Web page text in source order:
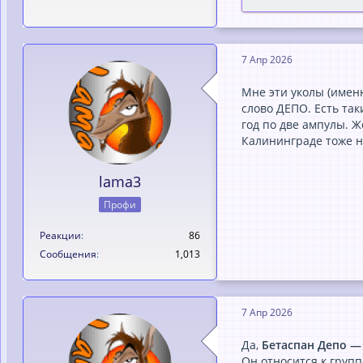
Пожалуйста
Пожалуйста
Zieten Apotheke в
Мощное
А так же есть
Пожалуйста
Zieten Apotheke в
lama3
Профи
Реакции
86
Сообщения
1,013
7 Апр 2026
Мне эти уколы
слово ДЕПО. Есть
год по две ампулы.
Калининграде тоже
7 Апр 2026
Да, Бетаспан Депо